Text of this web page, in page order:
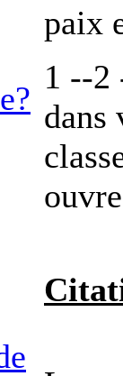
paix
1 --2
dans